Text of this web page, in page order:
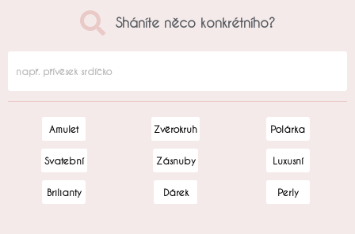
Sháníte něco konkrétního?
Amulet Zvěrokruh Polárka
Svatební Zásnuby Luxusní
Brilianty Dárek Perly